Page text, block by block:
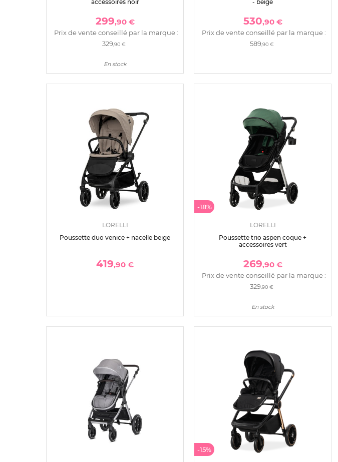
accessoires noir
299,90 €
Prix de vente conseillé par la marque :
329,90 €
En stock
- beige
530,90 €
Prix de vente conseillé par la marque :
589,90 €
LORELLI
Poussette duo venice + nacelle beige
419,90 €
-18%
LORELLI
Poussette trio aspen coque +
accessoires vert
269,90 €
Prix de vente conseillé par la marque :
329,90 €
En stock
-15%